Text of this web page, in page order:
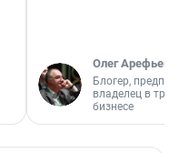
Олег Арефьев
Блогер,
владелец в
бизнесе